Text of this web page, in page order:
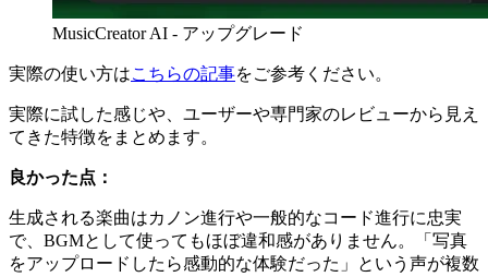
MusicCreator AI - アップグレード
実際の使い方はこちらの記事をご参考ください。
実際に試した感じや、ユーザーや専門家のレビューから見え
てきた特徴をまとめます。
良かった点：
生成される楽曲はカノン進行や一般的なコード進行に忠実
で、BGMとして使ってもほぼ違和感がありません。「写真
をアップロードしたら感動的な体験だった」という声が複数